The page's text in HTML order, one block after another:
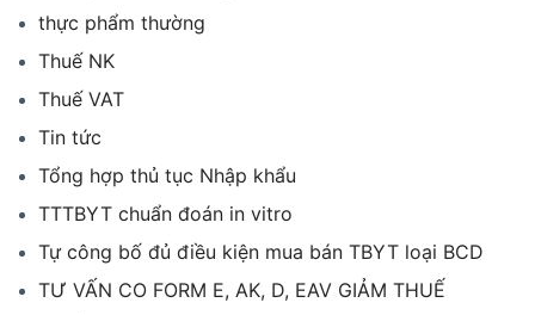
thực phẩm thường
Thuế NK
Thuế VAT
Tin tức
Tổng hợp thủ tục Nhập khẩu
TTTBYT chuẩn đoán in vitro
Tự công bố đủ điều kiện mua bán TBYT loại BCD
TƯ VẤN CO FORM E, AK, D, EAV GIẢM THUẾ